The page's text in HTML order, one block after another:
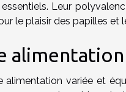
Leur
le plaisir des papilles et
alimentation variée et